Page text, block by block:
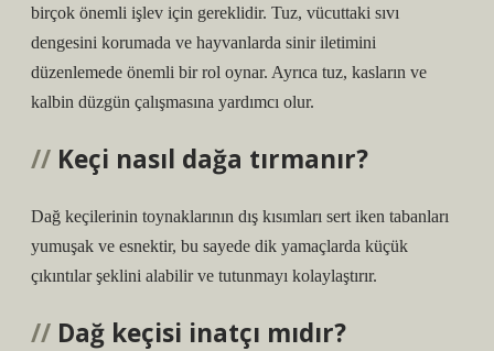
birçok önemli işlev için gereklidir. Tuz, vücuttaki sıvı
dengesini korumada ve hayvanlarda sinir iletimini
düzenlemede önemli bir rol oynar. Ayrıca tuz, kasların ve
kalbin düzgün çalışmasına yardımcı olur.
Keçi nasıl dağa tırmanır?
Dağ keçilerinin toynaklarının dış kısımları sert iken tabanları
yumuşak ve esnektir, bu sayede dik yamaçlarda küçük
çıkıntılar şeklini alabilir ve tutunmayı kolaylaştırır.
Dağ keçisi inatçı mıdır?